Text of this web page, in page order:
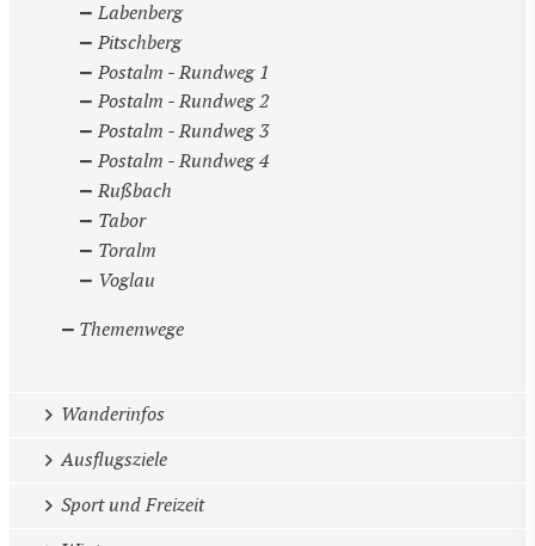
Labenberg
Pitschberg
Postalm - Rundweg 1
Postalm - Rundweg 2
Postalm - Rundweg 3
Postalm - Rundweg 4
Rußbach
Tabor
Toralm
Voglau
Themenwege
Wanderinfos
Ausflugsziele
Sport und Freizeit